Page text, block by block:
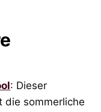
: Dieser
die sommerliche